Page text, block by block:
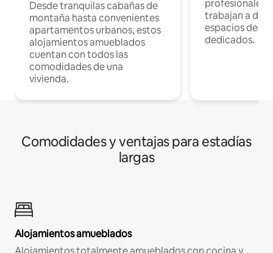
Desde tranquilas cabañas de
montaña hasta convenientes
apartamentos urbanos, estos
alojamientos amueblados
cuentan con todos las
comodidades de una
vivienda.
profesionales
trabajan a
espacios de
dedicados.
Comodidades y ventajas para estadías
largas
Alojamientos amueblados